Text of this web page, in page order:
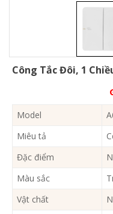
Công Tắc Đôi, 1
Model
Miêu tả
Đặc điểm
Màu sắc
Vật chất